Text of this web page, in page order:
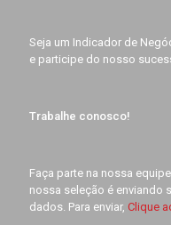
Seja um Indicador de
e participe do nosso
Trabalhe conosco!
Faça parte na nossa
nossa seleção é enviando
dados. Para enviar, Clique